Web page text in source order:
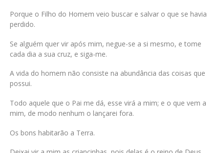
Porque o Filho do Homem veio buscar e salvar o que se havia
perdido.
Se alguém quer vir após mim, negue-se a si mesmo, e tome
cada dia a sua cruz, e siga-me.
A vida do homem não consiste na abundância das coisas que
possui.
Todo aquele que o Pai me dá, esse virá a mim; e o que vem a
mim, de modo nenhum o lançarei fora.
Os bons habitarão a Terra.